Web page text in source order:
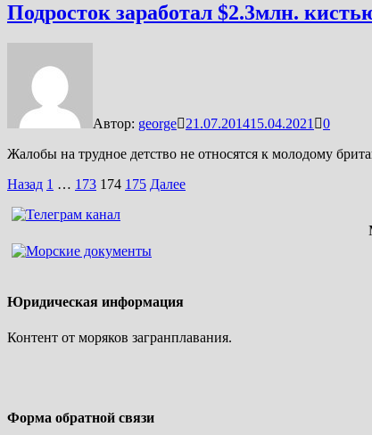
Подросток заработал $2.3млн.
Автор: george 21.07.201415.04.2021
0
Жалобы на трудное детство не относятся к молодому
Пагинация
записей
Назад 1 … 173 174 175 Далее
Юридическая информация
Контент от моряков загранплавания.
Форма обратной связи